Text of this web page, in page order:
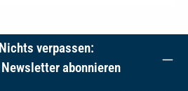
Nichts verpassen:
abonnieren